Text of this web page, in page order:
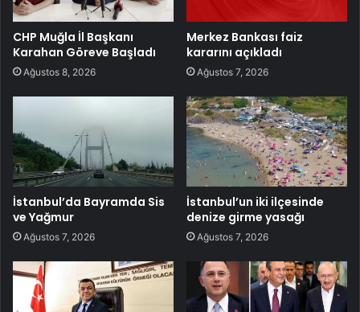
CHP Muğla İl Başkanı
Karahan Göreve Başladı
Ağustos 8, 2026
Merkez Bankası faiz
kararını açıkladı
Ağustos 7, 2026
İstanbul’da Bayramda Sis
ve Yağmur
Ağustos 7, 2026
İstanbul’un iki ilçesinde
denize girme yasağı
Ağustos 7, 2026